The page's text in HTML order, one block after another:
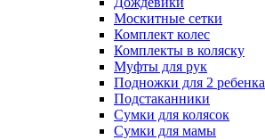
Москитные сетки
Комплект колес
Комплекты в коляску
Муфты для рук
Подножки для 2 ребенка
Подстаканники
Сумки для колясок
Сумки для мамы